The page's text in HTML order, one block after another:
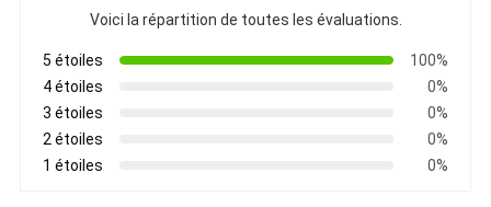
Voici la répartition de toutes les évaluations.
5 étoiles
100%
4 étoiles
0%
3 étoiles
0%
2 étoiles
0%
1 étoiles
0%